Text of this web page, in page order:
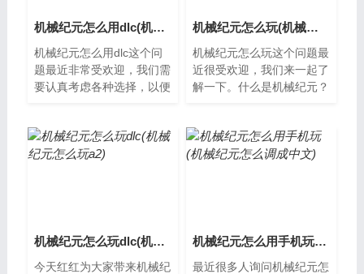
机械纪元怎么用dlc(机械纪元怎么用9s)
机械纪元怎么用dlc这个问
题最近非常受欢迎，我们需
要认真考虑各种选择，以便
一款由Parad...
机械纪元怎么玩(机械纪元玩法)
机械纪元怎么玩这个问题最
近很受欢迎，我们来一起了
解一下。什么是机械纪元？
界中的机器...
机械纪元怎么玩dlc(机械纪元怎么玩a2)
今天红红为大家带来机械纪
机械纪元怎么用手机玩(机械纪元怎么调成中文)
最近很多人询问机械纪元怎